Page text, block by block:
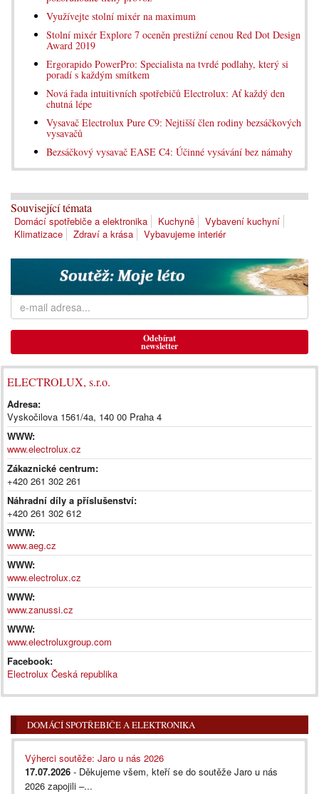
Využívejte stolní mixér na maximum
Stolní mixér Explore 7 oceněn prestižní cenou Red Dot Design
Award 2019
Ergorapido PowerPro: Specialista na tvrdé podlahy, který si
poradí s každým smítkem
Nová řada intuitivních spotřebičů Electrolux: Ať každý den
chutná lépe
Vysavač Electrolux Pure C9: Nejtišší člen rodiny bezsáčkových
vysavačů
Bezsáčkový vysavač EASE C4: Účinné vysávání bez námahy
Související témata
Domácí spotřebiče a elektronika Kuchyně
Vybavení kuchyní
Klimatizace
Zdraví a krása Vybavujeme interiér
Odebírat
newsletter
ELECTROLUX, s.r.o.
Adresa:
Vyskočilova 1561/4a, 140 00 Praha 4
WWW:
www.electrolux.cz
Zákaznické centrum:
+420 261 302 261
Náhradní díly a příslušenství:
+420 261 302 612
WWW:
www.aeg.cz
WWW:
www.electrolux.cz
WWW:
www.zanussi.cz
WWW:
www.electroluxgroup.com
Facebook:
Electrolux Česká republika
DOMÁCÍ SPOTŘEBIČE A ELEKTRONIKA
Výherci soutěže: Jaro u nás 2026
17.07.2026 - Děkujeme všem, kteří se do soutěže Jaro u nás
2026 zapojili –...